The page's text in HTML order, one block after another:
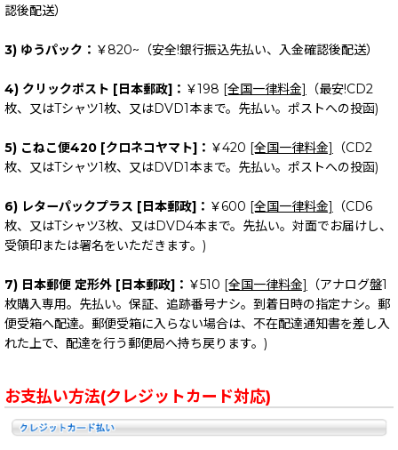
認後配送）
3) ゆうパック： ￥820~（安全!銀行振込先払い、入金確認後配送）
4) クリックポスト [日本郵政]： ￥198 [全国一律料金]
（最安!CD2
枚、又はTシャツ1枚、又はDVD1本まで。先払い。ポストへの投函)
5) こねこ便420 [クロネコヤマト]： ￥420 [全国一律料金]
（CD2
枚、又はTシャツ1枚、又はDVD1本まで。先払い。ポストへの投函)
6) レターパックプラス [日本郵政]： ￥600 [全国一律料金]
（CD6
枚、又はTシャツ3枚、又はDVD4本まで。先払い。対面でお届けし、
受領印または署名をいただきます。)
7) 日本郵便 定形外 [日本郵政]： ￥510 [全国一律料金]
（アナログ盤1
枚購入専用。先払い。保証、追跡番号ナシ。到着日時の指定ナシ。郵
便受箱へ配達。郵便受箱に入らない場合は、不在配達通知書を差し入
れた上で、配達を行う郵便局へ持ち戻ります。)
お支払い方法(クレジットカード対応)